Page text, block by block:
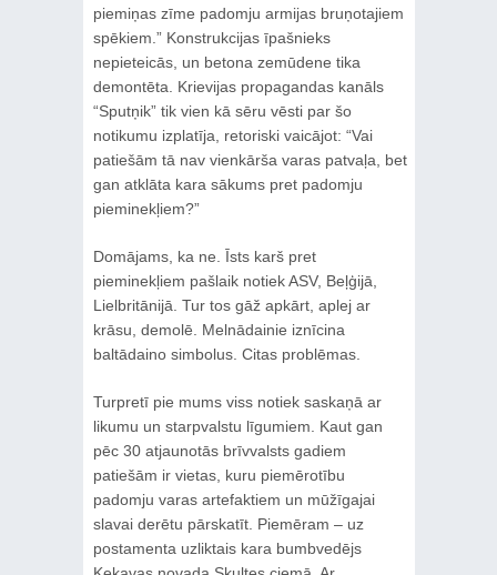
piemiņas zīme padomju armijas bruņotajiem
spēkiem.” Konstrukcijas īpašnieks
nepieteicās, un betona zemūdene tika
demontēta. Krievijas propagandas kanāls
“Sputņik” tik vien kā sēru vēsti par šo
notikumu izplatīja, retoriski vaicājot: “Vai
patiešām tā nav vienkārša varas patvaļa, bet
gan atklāta kara sākums pret padomju
pieminekļiem?”
Domājams, ka ne. Īsts karš pret
pieminekļiem pašlaik notiek ASV, Beļģijā,
Lielbritānijā. Tur tos gāž apkārt, aplej ar
krāsu, demolē. Melnādainie iznīcina
baltādaino simbolus. Citas problēmas.
Turpretī pie mums viss notiek saskaņā ar
likumu un starpvalstu līgumiem. Kaut gan
pēc 30 atjaunotās brīvvalsts gadiem
patiešām ir vietas, kuru piemērotību
padomju varas artefaktiem un mūžīgajai
slavai derētu pārskatīt. Piemēram – uz
postamenta uzliktais kara bumbvedējs